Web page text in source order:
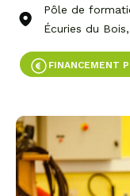
Pôle de
Écuries du
FINANCEMENT